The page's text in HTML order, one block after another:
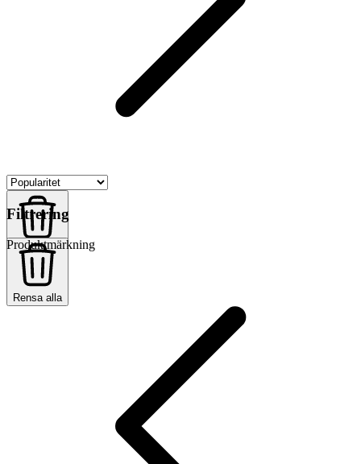
Rensa alla
Filtrering
Rensa alla
Produktmärkning